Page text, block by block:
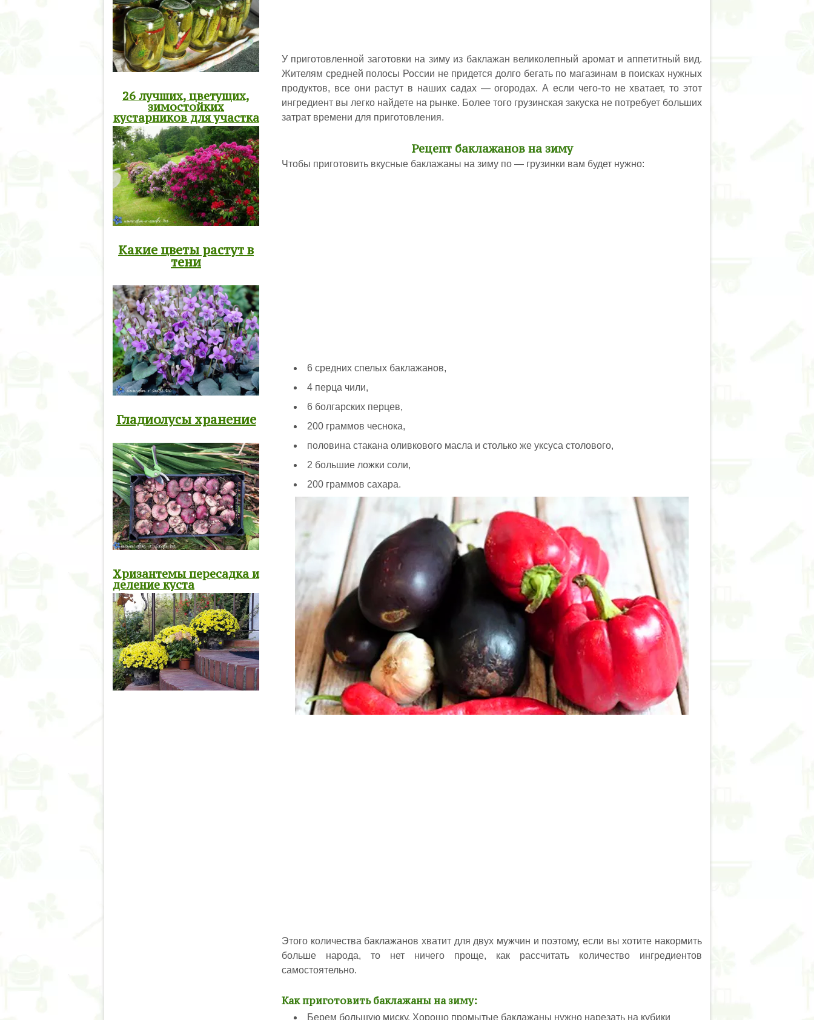
У приготовленной заготовки на зиму из баклажан великолепный аромат и аппетитный вид.
Жителям средней полосы России не придется долго бегать по магазинам в поисках нужных
продуктов, все они растут в наших садах — огородах. А если чего-то не хватает, то этот
ингредиент вы легко найдете на рынке. Более того грузинская закуска не потребует больших
затрат времени для приготовления.
Рецепт баклажанов на зиму
Чтобы приготовить вкусные баклажаны на зиму по — грузинки вам будет нужно:
6 средних спелых баклажанов,
4 перца чили,
6 болгарских перцев,
200 граммов чеснока,
половина стакана оливкового масла и столько же уксуса столового,
2 большие ложки соли,
200 граммов сахара.
Этого количества баклажанов хватит для двух мужчин и поэтому, если вы хотите накормить
больше народа, то нет ничего проще, как рассчитать количество ингредиентов
самостоятельно.
Как приготовить баклажаны на зиму:
Берем большую миску. Хорошо промытые баклажаны нужно нарезать на кубики
26 лучших, цветущих,
зимостойких
кустарников для участка
Какие цветы растут в
тени
Гладиолусы хранение
Хризантемы пересадка и
деление куста